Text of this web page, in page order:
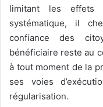
limitant les effets
systématique, il
confiance des
bénéficiaire reste au
à tout moment de la
ses voies
régularisation.